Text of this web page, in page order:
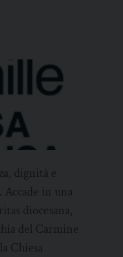
dignità e
in una
diocesana,
del Carmine
Chiesa